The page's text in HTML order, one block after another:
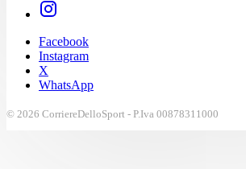
Facebook
Instagram
X
WhatsApp
© 2026 CorriereDelloSport - P.Iva 00878311000